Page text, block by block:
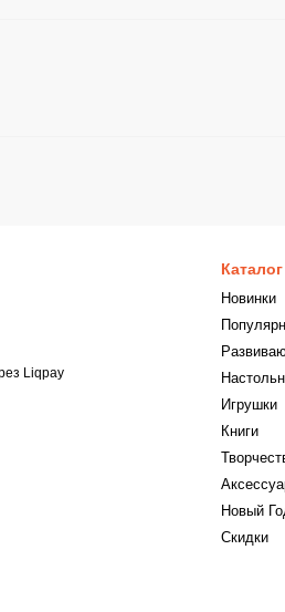
Каталог
Новинки
Игрушки
Книги
Новый
Скидки